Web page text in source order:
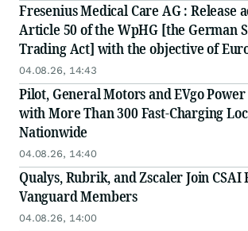
Fresenius Medical Care AG : Release
Article 50 of the WpHG [the German
Trading Act] with the objective of
distribution
04.08.26, 14:43
Pilot, General Motors and EVgo
with More Than 300 Fast-Charging
Nationwide
04.08.26, 14:40
Qualys, Rubrik, and Zscaler Join CSAI
Vanguard Members
04.08.26, 14:00